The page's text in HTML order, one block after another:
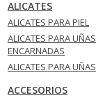
ALICATES
ALICATES PARA PIEL
ALICATES PARA UÑAS
ENCARNADAS
ALICATES PARA UÑAS
ACCESORIOS